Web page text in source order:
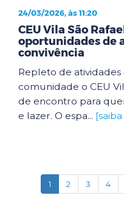
24/03/2026, às 11:20
CEU Vila São
oportunidades de
convivência
Repleto de atividades
comunidade o CEU
de encontro para
e lazer. O espa...
1(current)
2 3 4